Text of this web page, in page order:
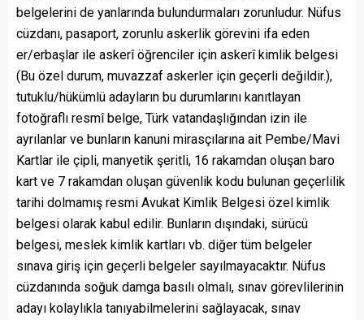
belgelerini de yanlarında bulundurmaları zorunludur. Nüfus
cüzdanı, pasaport, zorunlu askerlik görevini ifa eden
er/erbaşlar ile askerî öğrenciler için askerî kimlik belgesi
(Bu özel durum, muvazzaf askerler için geçerli değildir.),
tutuklu/hükümlü adayların bu durumlarını kanıtlayan
fotoğraflı resmî belge, Türk vatandaşlığından izin ile
ayrılanlar ve bunların kanuni mirasçılarına ait Pembe/Mavi
Kartlar ile çipli, manyetik şeritli, 16 rakamdan oluşan baro
kart ve 7 rakamdan oluşan güvenlik kodu bulunan geçerlilik
tarihi dolmamış resmi Avukat Kimlik Belgesi özel kimlik
belgesi olarak kabul edilir. Bunların dışındaki, sürücü
belgesi, meslek kimlik kartları vb. diğer tüm belgeler
sınava giriş için geçerli belgeler sayılmayacaktır. Nüfus
cüzdanında soğuk damga basılı olmalı, sınav görevlilerinin
adayı kolaylıkla tanıyabilmelerini sağlayacak, sınav